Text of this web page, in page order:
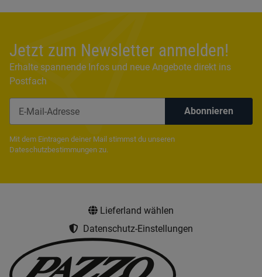
Jetzt zum Newsletter anmelden!
Erhalte spannende Infos und neue Angebote direkt ins
Postfach
Abonnieren
Mit dem Eintragen deiner Mail stimmst du unseren
Dateschutzbestimmungen zu.
Lieferland wählen
Datenschutz-Einstellungen